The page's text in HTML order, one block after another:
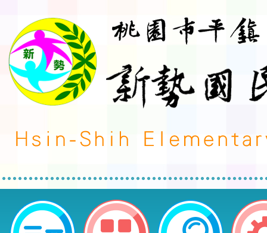
轉知教育部國民及學前教育署委託
學辦理「全面性教育(含愛滋病防